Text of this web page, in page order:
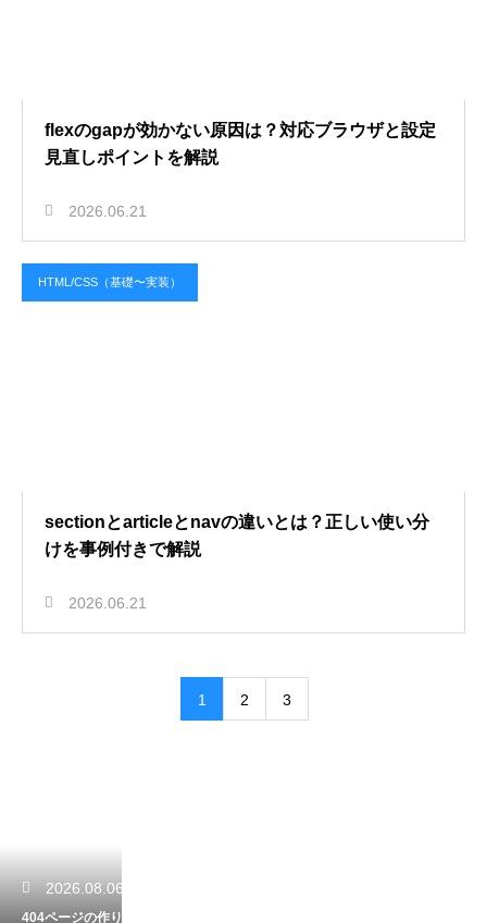
flexのgapが効かない原因は？対応ブラウザと設定
見直しポイントを解説
2026.06.21
HTML/CSS（基礎〜実装）
sectionとarticleとnavの違いとは？正しい使い分
けを事例付きで解説
2026.06.21
1 2 3
2026.08.06
404ページの作り